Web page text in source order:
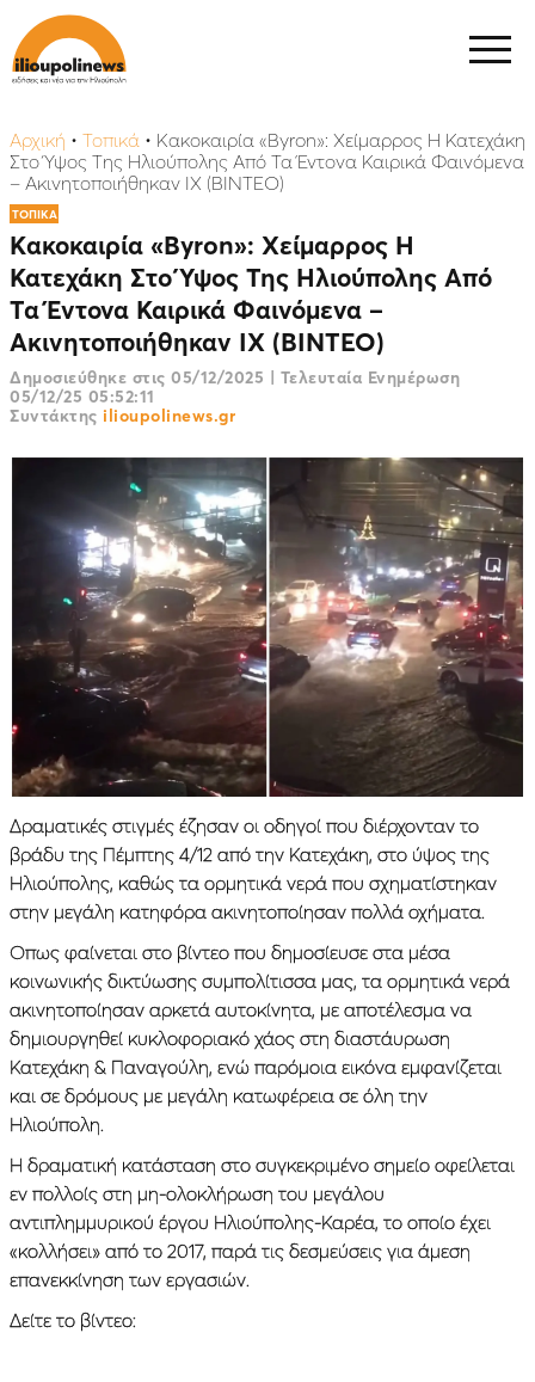
Αρχική • Τοπικά • Kακοκαιρία «Byron»: Χείμαρρος Η Κατεχάκη
Στο Ύψος Της Ηλιούπολης Από Τα Έντονα Καιρικά Φαινόμενα
– Ακινητοποιήθηκαν ΙΧ (ΒΙΝΤΕΟ)
ΤΟΠΙΚΑ
Kακοκαιρία «Byron»: Χείμαρρος Η
Κατεχάκη Στο Ύψος Της Ηλιούπολης Από
Τα Έντονα Καιρικά Φαινόμενα –
Ακινητοποιήθηκαν ΙΧ (ΒΙΝΤΕΟ)
Δημοσιεύθηκε στις 05/12/2025 | Τελευταία Ενημέρωση
05/12/25 05:52:11
Συντάκτης ilioupolinews.gr
Δραματικές στιγμές έζησαν οι οδηγοί που διέρχονταν το
βράδυ της Πέμπτης 4/12 από την Κατεχάκη, στο ύψος της
Ηλιούπολης, καθώς τα ορμητικά νερά που σχηματίστηκαν
στην μεγάλη κατηφόρα ακινητοποίησαν πολλά οχήματα.
Οπως φαίνεται στο βίντεο που δημοσίευσε στα μέσα
κοινωνικής δικτύωσης συμπολίτισσα μας, τα ορμητικά νερά
ακινητοποίησαν αρκετά αυτοκίνητα, με αποτέλεσμα να
δημιουργηθεί κυκλοφοριακό χάος στη διαστάυρωση
Κατεχάκη & Παναγούλη, ενώ παρόμοια εικόνα εμφανίζεται
και σε δρόμους με μεγάλη κατωφέρεια σε όλη την
Ηλιούπολη.
Η δραματική κατάσταση στο συγκεκριμένο σημείο οφείλεται
εν πολλοίς στη μη-ολοκλήρωση του μεγάλου
αντιπλημμυρικού έργου Ηλιούπολης-Καρέα, το οποίο έχει
«κολλήσει» από το 2017, παρά τις δεσμεύσεις για άμεση
επανεκκίνηση των εργασιών.
Δείτε το βίντεο: